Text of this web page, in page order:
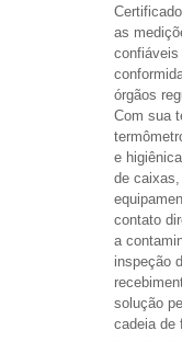
as
confiáveis
órgãos
Com sua
e
de
contato
a
inspeção
solução
cadeia de